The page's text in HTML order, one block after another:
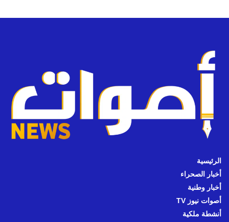
الرئيسية
أخبار الصحراء
أخبار وطنية
أصوات نيوز TV
أنشطة ملكية